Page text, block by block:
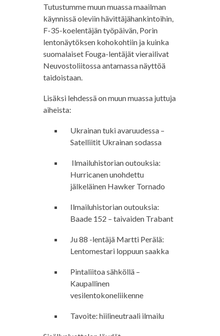
Tutustumme muun muassa maailman
käynnissä oleviin hävittäjähankintoihin,
F-35-koelentäjän työpäivän, Porin
lentonäytöksen kohokohtiin ja kuinka
suomalaiset Fouga-lentäjät vierailivat
Neuvostoliitossa antamassa näyttöä
taidoistaan.
Lisäksi lehdessä on muun muassa juttuja
aiheista:
Ukrainan tuki avaruudessa –
Satelliitit Ukrainan sodassa
Ilmailuhistorian outouksia:
Hurricanen unohdettu
jälkeläinen Hawker Tornado
Ilmailuhistorian outouksia:
Baade 152 – taivaiden Trabant
Ju 88 -lentäjä Martti Perälä:
Lentomestari loppuun saakka
Pintaliitoa sähköllä –
Kaupallinen
vesilentokoneliikenne
Tavoite: hiilineutraali ilmailu